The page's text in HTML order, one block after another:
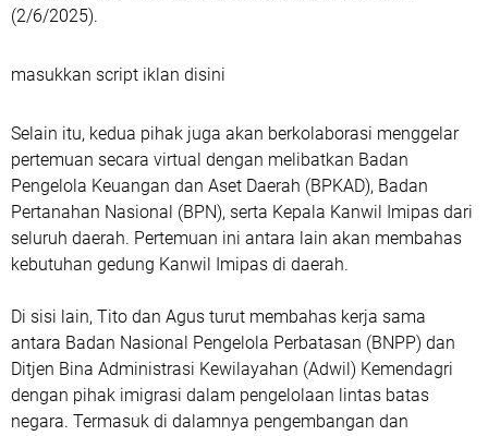
(2/6/2025).
masukkan script iklan disini
Selain itu, kedua pihak juga akan berkolaborasi menggelar
pertemuan secara virtual dengan melibatkan Badan
Pengelola Keuangan dan Aset Daerah (BPKAD), Badan
Pertanahan Nasional (BPN), serta Kepala Kanwil Imipas dari
seluruh daerah. Pertemuan ini antara lain akan membahas
kebutuhan gedung Kanwil Imipas di daerah.
Di sisi lain, Tito dan Agus turut membahas kerja sama
antara Badan Nasional Pengelola Perbatasan (BNPP) dan
Ditjen Bina Administrasi Kewilayahan (Adwil) Kemendagri
dengan pihak imigrasi dalam pengelolaan lintas batas
negara. Termasuk di dalamnya pengembangan dan